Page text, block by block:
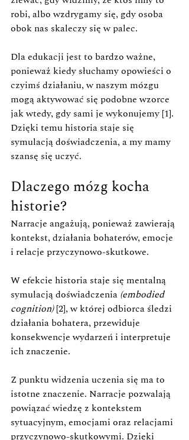
robi, albo wzdrygamy się, gdy osoba
obok nas skaleczy się w palec.
Dla edukacji jest to bardzo ważne,
ponieważ kiedy słuchamy opowieści o
czyimś działaniu, w naszym mózgu
mogą aktywować się podobne wzorce
jak wtedy, gdy sami je wykonujemy [1].
Dzięki temu historia staje się
symulacją doświadczenia, a my mamy
szansę się uczyć.
Dlaczego mózg kocha
historie?
Narracje angażują, ponieważ zawierają
kontekst, działania bohaterów, emocje
i relacje przyczynowo-skutkowe.
W efekcie historia staje się mentalną
symulacją doświadczenia (embodied
cognition) [2], w której odbiorca śledzi
działania bohatera, przewiduje
konsekwencje wydarzeń i interpretuje
ich znaczenie.
Z punktu widzenia uczenia się ma to
istotne znaczenie. Narracje pozwalają
powiązać wiedzę z kontekstem
sytuacyjnym, emocjami oraz relacjami
przyczynowo-skutkowymi. Dzięki